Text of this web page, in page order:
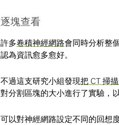
逐塊查看
許多卷積神經網路會同時分析整
認為資訊愈多愈好。
不過這支研究小組發現把 CT 掃
對分割區塊的大小進行了實驗，
可以對神經網路設定不同的回想